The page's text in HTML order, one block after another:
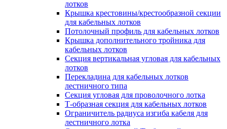
лотков
Крышка крестовины/крестообразной секции
для кабельных лотков
Потолочный профиль для кабельных лотков
Крышка дополнительного тройника для
кабельных лотков
Секция вертикальная угловая для кабельных
лотков
Перекладина для кабельных лотков
лестничного типа
Секция угловая для проволочного лотка
Т-образная секция для кабельных лотков
Ограничитель радиуса изгиба кабеля для
лестничного лотка